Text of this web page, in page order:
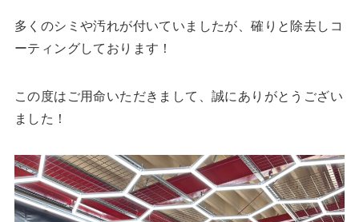
多くのシミや汚れが付いていましたが、確りと除去しコ
ーティングしております！
この度はご用命いただきまして、誠にありがとうござい
ました！